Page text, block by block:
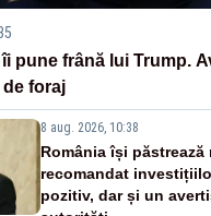
pune frână lui Trump.
foraj
8 aug. 2026, 10:38
România își păstrează
recomandat
pozitiv, dar și un